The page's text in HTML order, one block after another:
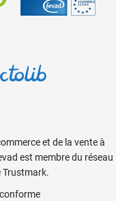
et de la vente à
est membre du réseau
Trustmark.